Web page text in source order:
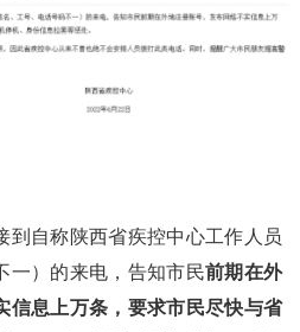
到自称陕西省疾控中心工作人员
一）的来电，告知市民前期在外
信息上万条，要求市民尽快与省